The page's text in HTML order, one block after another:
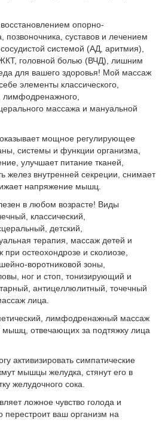
опорно-
позвоночника, суставов и лечением
системой (АД, аритмия),
головной болью (ВЧД), лишним
для вашего здоровья! Мой массаж
элементы классического,
лимфодренажного,
массажа и мануальной
оказывает мощное регулирующее
системы и функции организма,
улучшает питание тканей,
желез внутренней секреции, снимает
напряжение мышц.
в любом возрасте! Виды
классический,
детский,
терапия, массаж детей и
остеохондрозе и сколиозе,
воротниковой зоны,
ног и стоп, тонизирующий и
антицеллюлитный, точечный
лица.
лимфодренажный массаж
мышц, отвечающих за подтяжку лица
активизировать симпатические
мышцы желудка, стянут его в
желудочного сока.
ложное чувство голода и
перестроит ваш организм на